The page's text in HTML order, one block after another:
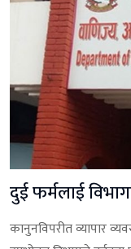
दुई फर्मलाई
कानुनविपरीत व्यापार